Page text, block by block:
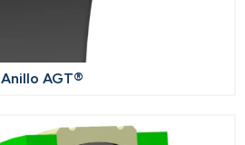
Anillo AGT®